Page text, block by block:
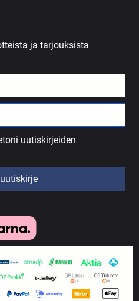
ja tarjouksista
uutiskirjeiden